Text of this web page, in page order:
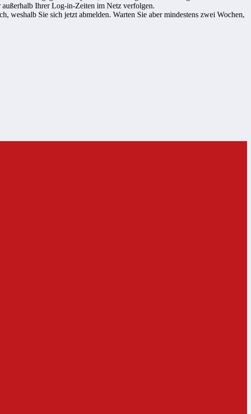
Ihrer Log-in-Zeiten im Netz verfolgen.
weshalb Sie sich jetzt abmelden. Warten Sie aber mindestens zwei Wochen,